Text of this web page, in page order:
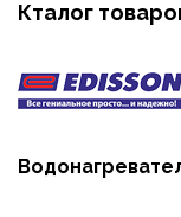
Кталог